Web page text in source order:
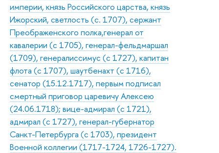
империи, князь Российского царства, князь
Ижорский, светлость (с. 1707), сержант
Преображенского полка,генерал от
кавалерии (с 1705), генерал-фельдмаршал
(1709), генералиссимус (с 1727), капитан
флота (с 1707), шаутбенахт (с 1716),
сенатор (15.12.1717), первым подписал
смертный приговор царевичу Алексею
(24.06.1718); вице-адмирал (с 1721),
адмирал (с 1727), генерал-губернатор
Санкт-Петербурга (с 1703), президент
Военной коллегии (1717-1724, 1726-1727).